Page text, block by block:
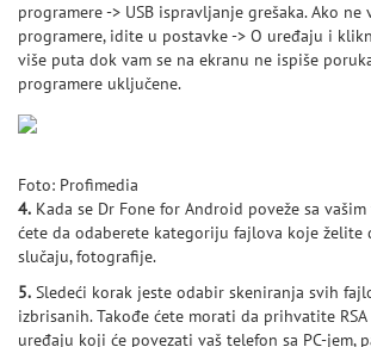
programere -> USB ispravljanje grešaka. Ako ne
programere, idite u postavke -> O uređaju i
više puta dok vam se na ekranu ne ispiše
programere uključene.
Foto: Profimedia
4. Kada se Dr Fone for Android poveže sa
ćete da odaberete kategoriju fajlova koje želite
slučaju, fotografije.
5. Sledeći korak jeste odabir skeniranja svih
izbrisanih. Takođe ćete morati da prihvatite
uređaju koji će povezati vaš telefon sa PC-jem,